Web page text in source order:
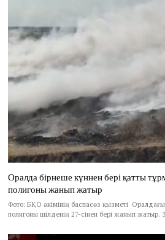
Оралда бірнеше күннен бері қатты
полигоны жанып жатыр
Фото: БҚО әкімінің баспасөз қызметі
полигоны шілденің 27-сінен бері жанып жатыр.